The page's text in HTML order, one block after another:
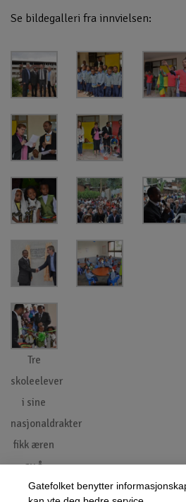
Se bildegalleri fra innvielsen:
Tre
skoleelever
i sine
nasjonaldrakter
fikk æren
av å
klippe
Gatefolket benytter